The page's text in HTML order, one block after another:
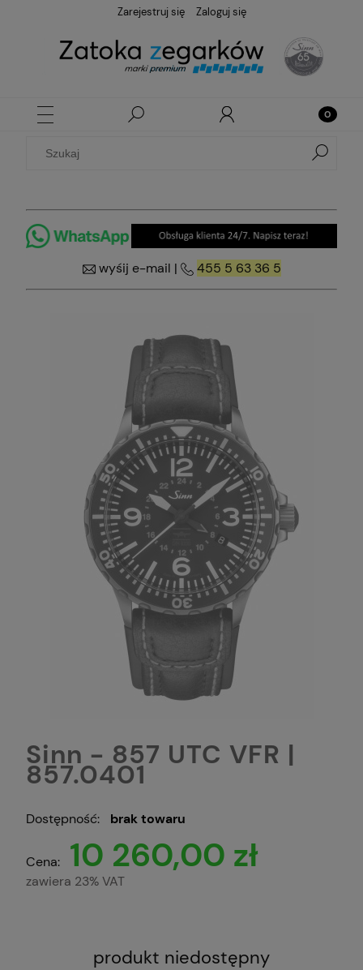
Zarejestruj się Zaloguj się
wyśij e-mail | 455 5 63 36 5
Sinn - 857 UTC VFR |
857.0401
Dostępność: brak towaru
Cena: 10 260,00 zł
zawiera 23% VAT
produkt niedostępny